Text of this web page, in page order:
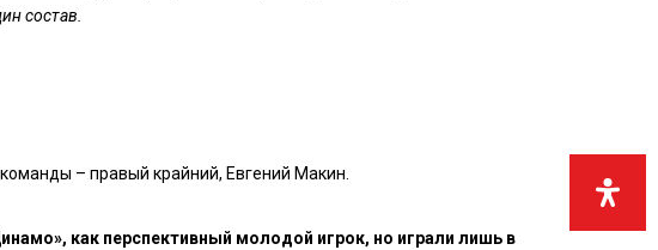
состав.
– правый крайний, Евгений Макин.
как перспективный молодой игрок, но играли лишь в